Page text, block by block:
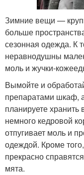
Зимние вещи —
больше
сезонная одежда. К
неравнодушны
моль и жучки-
Вымойте и
препаратами шкаф,
планируете
немного кедровой
отпугивает моль и
одеждой. Кроме
прекрасно
мята.